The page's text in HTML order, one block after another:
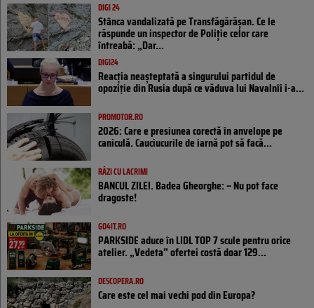
DIGI 24
Stânca vandalizată pe Transfăgărășan. Ce le
răspunde un inspector de Poliție celor care
întreabă: „Dar...
DIGI24
Reacția neașteptată a singurului partidul de
opoziţie din Rusia după ce văduva lui Navalnîi i-a...
PROMOTOR.RO
2026: Care e presiunea corectă în anvelope pe
caniculă. Cauciucurile de iarnă pot să facă...
RÂZI CU LACRIMI
BANCUL ZILEI. Badea Gheorghe: – Nu pot face
dragoste!
GO4IT.RO
PARKSIDE aduce în LIDL TOP 7 scule pentru orice
atelier. „Vedeta” ofertei costă doar 129...
DESCOPERA.RO
Care este cel mai vechi pod din Europa?